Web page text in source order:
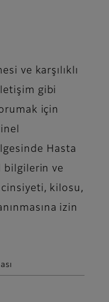
ve karşılıklı
gibi
için
Hasta
bilgilerin ve
kilosu,
izin